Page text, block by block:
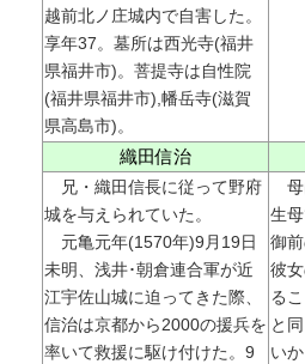
越前北ノ庄城内で自害した。
享年37。墓所は西光寺(福井
県福井市)。菩提寺は自性院
(福井県福井市),幡岳寺(滋賀
県高島市)。
織田信治
兄・織田信長に従って野府
城を与えられていた。
元亀元年(1570年)9月19日
未明、浅井･朝倉連合軍が近
江宇佐山城に迫ってきた際、
信治は京都から2000の援兵を
率いて救援に駆け付けた。9
母
生
御
彼
る
と
い